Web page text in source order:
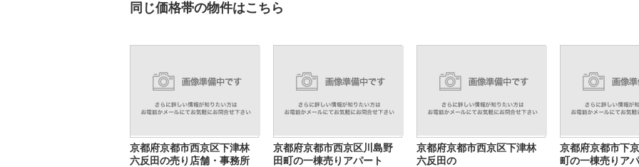
同じ価格帯の物件はこちら
京都府京都市西京区下津林
六反田の売り店舗・事務所
京都府京都市西京区川島野
田町の一棟売りアパート
京都府京都市西京区下津林
六反田の
京都府京都市下
町の一棟売りア